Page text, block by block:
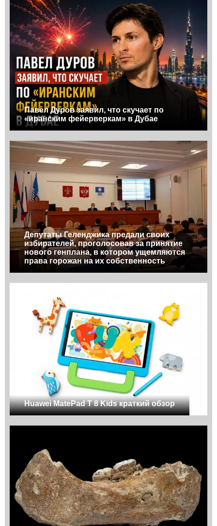
Павел Дуров заявил, что скучает по
«иранским фейерверкам» в Дубае
Депутаты Геленджика предали своих
избирателей, проголосовав за принятие
нового генплана, в котором ущемляются
права горожан на их собственность
Huawei MatePad T 8 Kids краткий обзор